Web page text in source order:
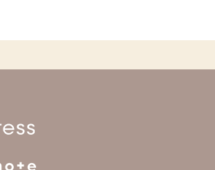
るっと貸切 24週先まで
edit?gid=15557